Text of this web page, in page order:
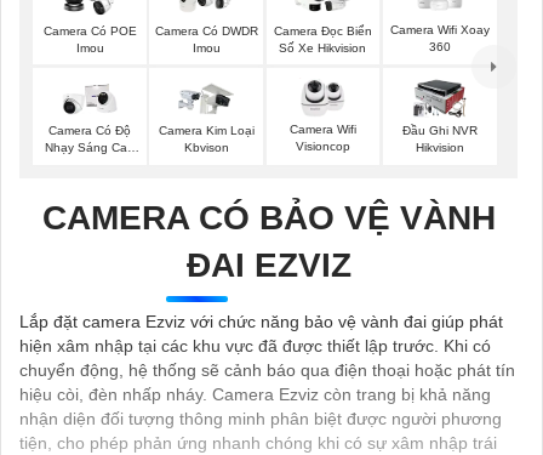
Camera Có POE
Imou
Camera Có DWDR
Imou
Camera Đọc Biển
Số Xe Hikvision
Camera Wifi Xoay
360
Camera Có Độ
Nhạy Sáng Cao
Camera Kim Loại
Kbvison
Camera Wifi
Visioncop
Đầu Ghi NVR
Hikvision
CAMERA CÓ BẢO VỆ VÀNH
ĐAI EZVIZ
Lắp đặt camera Ezviz với chức năng bảo vệ vành đai giúp phát
hiện xâm nhập tại các khu vực đã được thiết lập trước. Khi có
chuyển động, hệ thống sẽ cảnh báo qua điện thoại hoặc phát tín
hiệu còi, đèn nhấp nháy. Camera Ezviz còn trang bị khả năng
nhận diện đối tượng thông minh phân biệt được người phương
tiện, cho phép phản ứng nhanh chóng khi có sự xâm nhập trái